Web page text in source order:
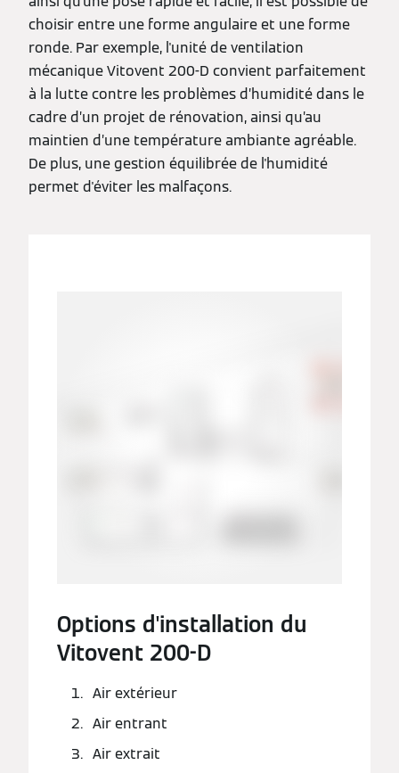
choisir entre une forme angulaire et une forme
ronde. Par exemple, l'unité de ventilation
mécanique Vitovent 200-D convient parfaitement
à la lutte contre les problèmes d’humidité dans le
cadre d’un projet de rénovation, ainsi qu’au
maintien d’une température ambiante agréable.
De plus, une gestion équilibrée de l'humidité
permet d'éviter les malfaçons.
Options d'installation du
Vitovent 200-D
Air extérieur
Air entrant
Air extrait